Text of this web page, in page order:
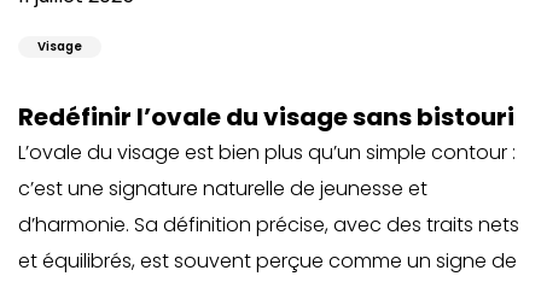
Visage
Redéfinir l’ovale du visage sans bistouri
L’ovale du visage est bien plus qu’un simple contour :
c’est une signature naturelle de jeunesse et
d’harmonie. Sa définition précise, avec des traits nets
et équilibrés, est souvent perçue comme un signe de